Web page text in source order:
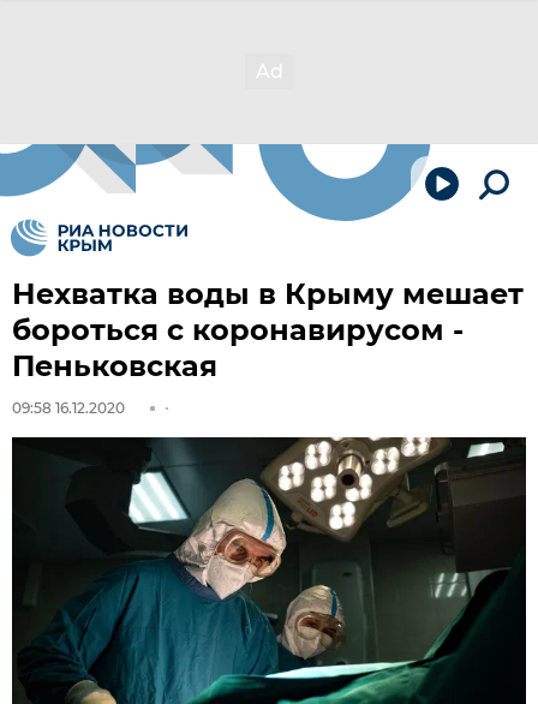
Нехватка воды в Крыму мешает
бороться с коронавирусом -
Пеньковская
09:58 16.12.2020